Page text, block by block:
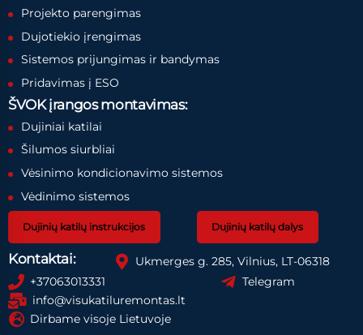
Projekto parengimas
Dujotiekio įrengimas
Sistemos prijungimas ir bandymas
Pridavimas į ESO
ŠVOK įrangos montavimas:
Dujiniai katilai
Šilumos siurbliai
Vėsinimo kondicionavimo sistemos
Vėdinimo sistemos
Dujinių katilų instrukcijos Dujinių katilų dalys
Kontaktai:
Ukmerges g. 285, Vilnius, LT-06318
+37063013331
Telegram
info@visukatiluremontas.lt
Dirbame visoje Lietuvoje